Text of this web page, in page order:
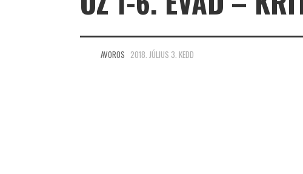
AVOROS 2018. JÚLIUS 3. KEDD